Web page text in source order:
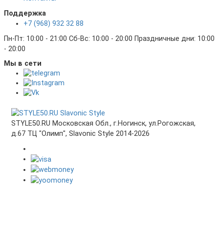
Поддержка
+7 (968) 932 32 88
Пн-Пт: 10:00 - 21:00 Сб-Вс: 10:00 - 20:00 Праздничные дни: 10:00
- 20:00
Мы в сети
STYLE50.RU Московская Обл., г.Ногинск, ул.Рогожская,
д.67 ТЦ "Олимп", Slavonic Style 2014-2026